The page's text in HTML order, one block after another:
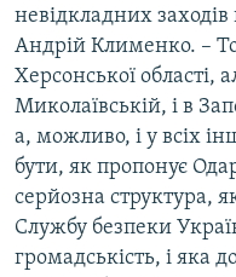
невідкладних заходів
Андрій Клименко. –
Херсонської області,
Миколаївській, і в
а, можливо, і у всіх
бути, як пропонує
серйозна структура,
Службу безпеки
громадськість, і яка